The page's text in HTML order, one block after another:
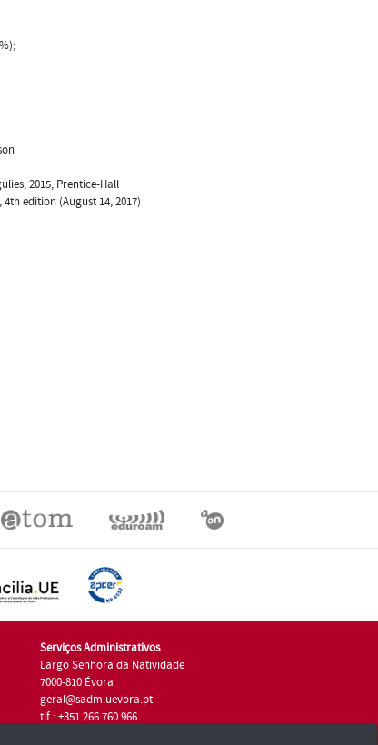
2015, Prentice-Hall
edition (August 14, 2017)
Serviços Administrativos
Largo Senhora da Natividade
7000-810 Évora
geral@sadm.uevora.pt
tlf.: +351 266 760 966